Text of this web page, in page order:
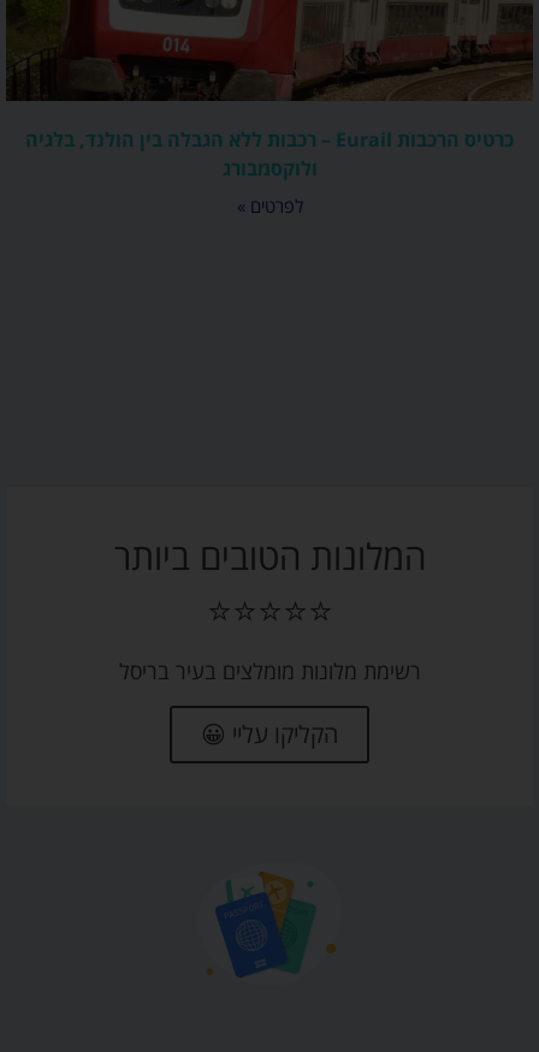
כרטיס הרכבות Eurail – רכבות ללא הגבלה בין הולנד, בלגיה
ולוקסמבורג
לפרטים »
המלונות הטובים ביותר
⭐⭐⭐⭐⭐
רשימת מלונות מומלצים בעיר בריסל
הקליקו עליי 😀